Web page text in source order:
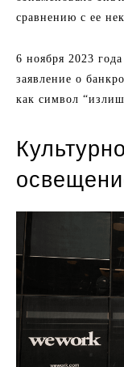
сравнению с ее
6 ноября 2023
заявление о
как символ